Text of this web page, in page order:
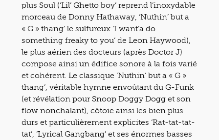
plus Soul (‘Lil’ Ghetto boy’ reprend l’inoxydable
morceau de Donny Hathaway, ‘Nuthin’ but a
« G » thang’ le sulfureux ‘I want’a do
something freaky to you’ de Leon Haywood),
le plus aérien des docteurs (après Doctor J)
compose ainsi un édifice sonore à la fois varié
et cohérent. Le classique ‘Nuthin’ but a « G »
thang’, véritable hymne envoûtant du G-Funk
(et révélation pour Snoop Doggy Dogg et son
flow nonchalant), côtoie ainsi les bien plus
durs et particulièrement explicites ‘Rat-tat-tat-
tat’, ‘Lyrical Gangbang’ et ses énormes basses